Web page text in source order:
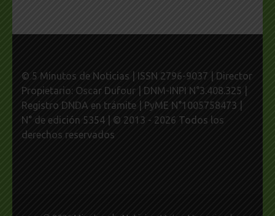
© 5 Minutos de Noticias | ISSN 2796-9037 | Director
Propietario: Oscar Dufour | DNM-INPI N°3.408.325 |
Registro DNDA en trámite | PyME N°1005758473 |
N° de edición 5354 | © 2013 - 2026 Todos los
derechos reservados